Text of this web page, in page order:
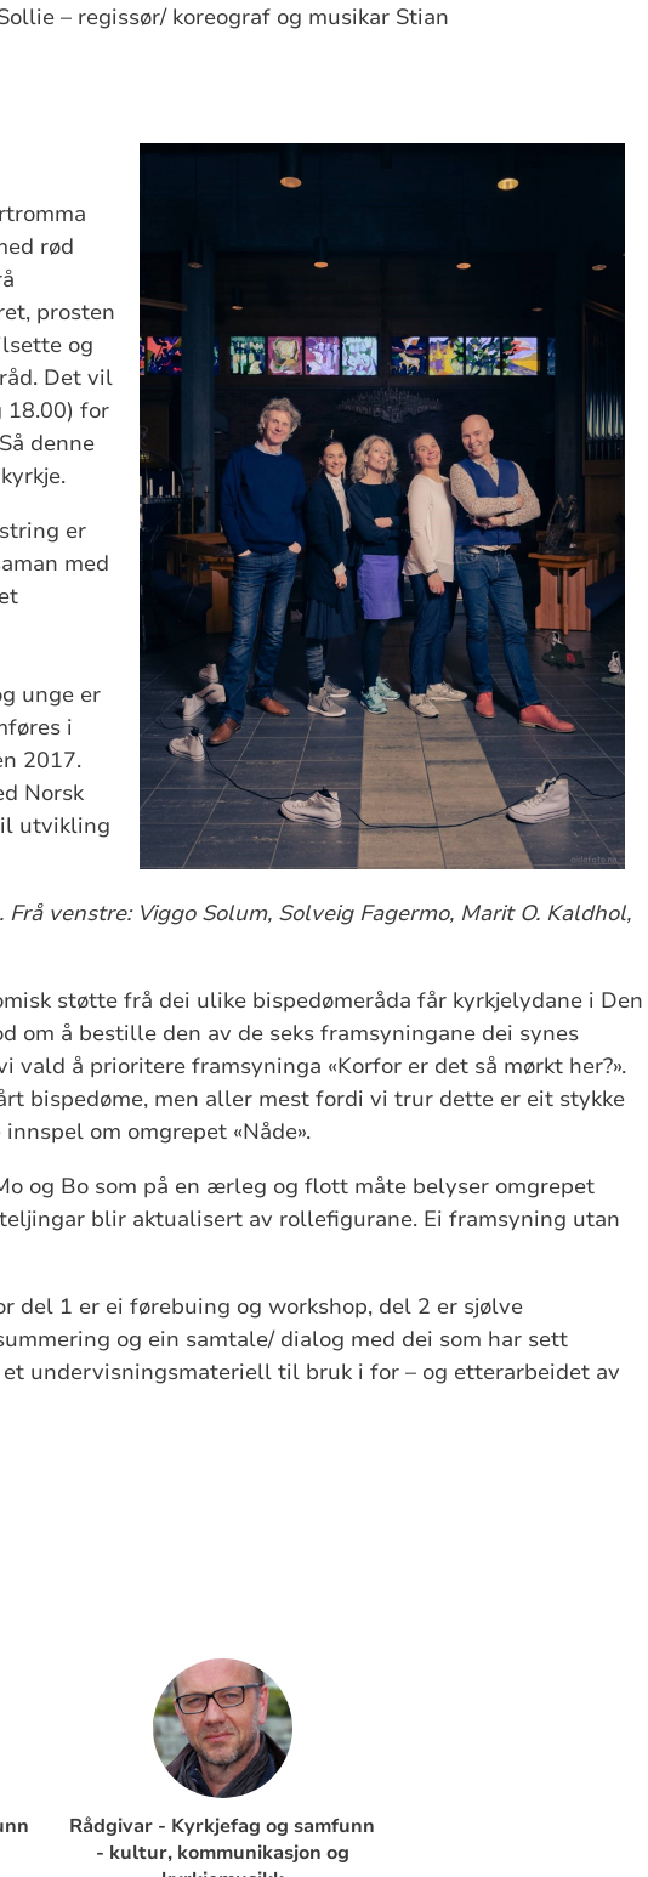
– regissør/ koreograf og musikar Stian
rød
prosten
og
Det vil
18.00) for
denne
er
med
unge er
i
2017.
Norsk
utvikling
venstre: Viggo Solum, Solveig Fagermo, Marit O. Kaldhol,
støtte frå dei ulike bispedømeråda får kyrkjelydane i Den
om å bestille den av de seks framsyningane dei synes
vald å prioritere framsyninga «Korfor er det så mørkt her?».
bispedøme, men aller mest fordi vi trur dette er eit stykke
om omgrepet «Nåde».
og Bo som på en ærleg og flott måte belyser omgrepet
blir aktualisert av rollefigurane. Ei framsyning utan
del 1 er ei førebuing og workshop, del 2 er sjølve
og ein samtale/ dialog med dei som har sett
undervisningsmateriell til bruk i for – og etterarbeidet av
Rådgivar - Kyrkjefag og samfunn
- kultur, kommunikasjon og